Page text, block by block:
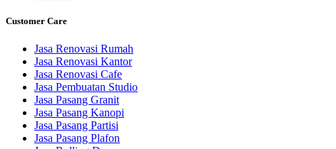
Customer Care
Jasa Renovasi Rumah
Jasa Renovasi Kantor
Jasa Renovasi Cafe
Jasa Pembuatan Studio
Jasa Pasang Granit
Jasa Pasang Kanopi
Jasa Pasang Partisi
Jasa Pasang Plafon